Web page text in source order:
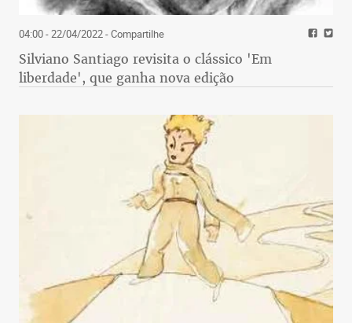
04:00 - 22/04/2022- Compartilhe
Silviano Santiago revisita o clássico 'Em
liberdade', que ganha nova edição